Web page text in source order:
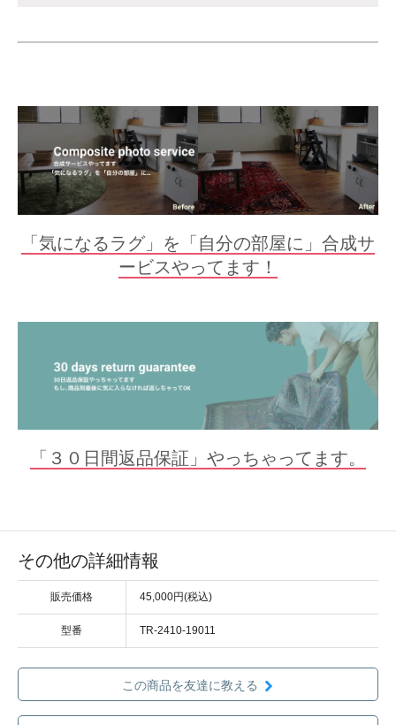
「気になるラグ」を「自分の部屋に」合成サ
ービスやってます！
「３０日間返品保証」やっちゃってます。
その他の詳細情報
販売価格 45,000円(税込)
型番 TR-2410-19011
この商品を友達に教える